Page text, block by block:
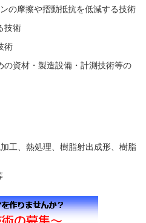
の摩擦や摺動抵抗を低減する技術
技術
術
の資材・製造設備・計測技術等の
工、熱処理、樹脂射出成形、樹脂